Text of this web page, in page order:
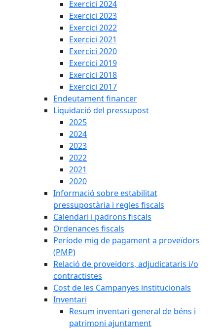
Exercici 2024
Exercici 2023
Exercici 2022
Exercici 2021
Exercici 2020
Exercici 2019
Exercici 2018
Exercici 2017
Endeutament financer
Liquidació del pressupost
2025
2024
2023
2022
2021
2020
Informació sobre estabilitat
pressupostària i regles fiscals
Calendari i padrons fiscals
Ordenances fiscals
Període mig de pagament a proveïdors
(PMP)
Relació de proveïdors, adjudicataris i/o
contractistes
Cost de les Campanyes institucionals
Inventari
Resum inventari general de béns i
patrimoni ajuntament